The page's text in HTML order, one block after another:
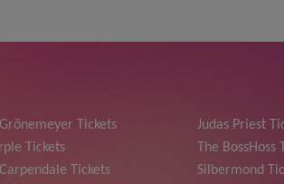
Tickets
Tickets
Tickets
Judas Priest
The BossHoss
Silbermond